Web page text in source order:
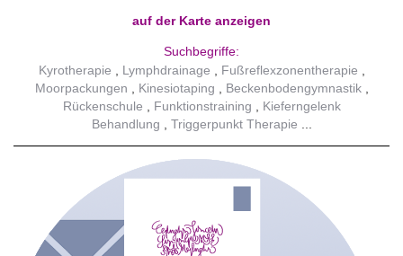
auf der Karte anzeigen
Suchbegriffe:
Kyrotherapie
Lymphdrainage
Fußreflexzonentherapie
Moorpackungen
Kinesiotaping
Beckenbodengymnastik
Rückenschule
Funktionstraining
Kieferngelenk
Behandlung
Triggerpunkt Therapie